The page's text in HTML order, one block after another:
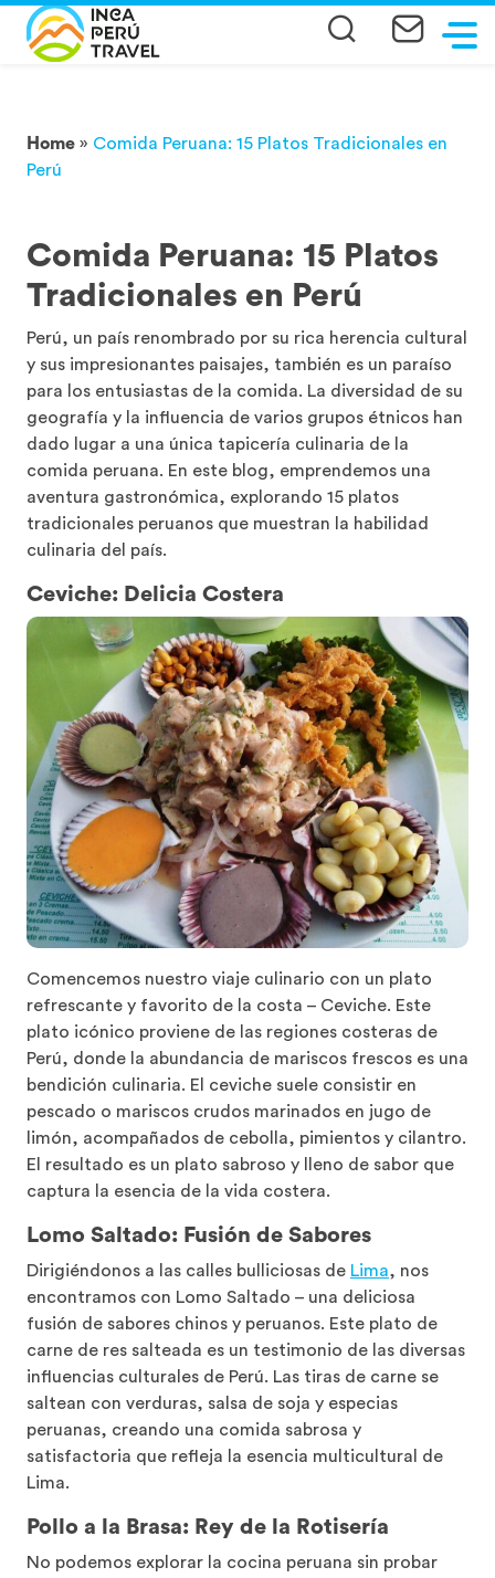
Home » Comida Peruana: 15 Platos Tradicionales en
Perú
Comida Peruana: 15 Platos
Tradicionales en Perú
Perú, un país renombrado por su rica herencia cultural
y sus impresionantes paisajes, también es un paraíso
para los entusiastas de la comida. La diversidad de su
geografía y la influencia de varios grupos étnicos han
dado lugar a una única tapicería culinaria de la
comida peruana. En este blog, emprendemos una
aventura gastronómica, explorando 15 platos
tradicionales peruanos que muestran la habilidad
culinaria del país.
Ceviche: Delicia Costera
Comencemos nuestro viaje culinario con un plato
refrescante y favorito de la costa – Ceviche. Este
plato icónico proviene de las regiones costeras de
Perú, donde la abundancia de mariscos frescos es una
bendición culinaria. El ceviche suele consistir en
pescado o mariscos crudos marinados en jugo de
limón, acompañados de cebolla, pimientos y cilantro.
El resultado es un plato sabroso y lleno de sabor que
captura la esencia de la vida costera.
Lomo Saltado: Fusión de Sabores
Dirigiéndonos a las calles bulliciosas de Lima, nos
encontramos con Lomo Saltado – una deliciosa
fusión de sabores chinos y peruanos. Este plato de
carne de res salteada es un testimonio de las diversas
influencias culturales de Perú. Las tiras de carne se
saltean con verduras, salsa de soja y especias
peruanas, creando una comida sabrosa y
satisfactoria que refleja la esencia multicultural de
Lima.
Pollo a la Brasa: Rey de la Rotisería
No podemos explorar la cocina peruana sin probar